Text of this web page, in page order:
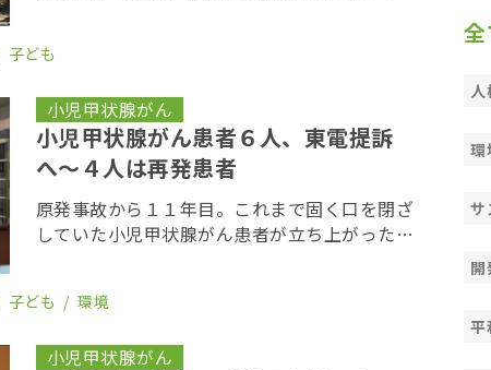
の損害賠償を求める裁判を東京地裁に起こし
子ども
小児甲状腺がん
小児甲状腺がん患者６人、東電提訴
へ〜４人は再発患者
原発事故から１１年目。これまで固く口を閉ざ
していた小児甲状腺がん患者が立ち上がった。
事故の放射線被ばく影響について、同社を訴え
子ども 環境
小児甲状腺がん
人
環
サ
開
平